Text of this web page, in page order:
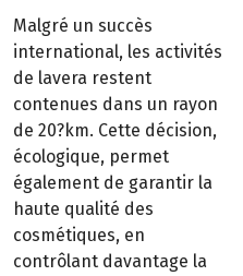
Malgré un succès
international, les activités
de lavera restent
contenues dans un rayon
de 20?km. Cette décision,
écologique, permet
également de garantir la
haute qualité des
cosmétiques, en
contrôlant davantage la